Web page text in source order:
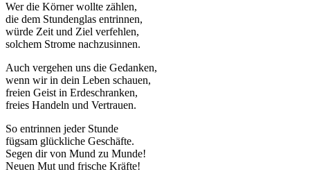
Wer die Körner wollte zählen,
die dem Stundenglas entrinnen,
würde Zeit und Ziel verfehlen,
solchem Strome nachzusinnen.
Auch vergehen uns die Gedanken,
wenn wir in dein Leben schauen,
freien Geist in Erdeschranken,
freies Handeln und Vertrauen.
So entrinnen jeder Stunde
fügsam glückliche Geschäfte.
Segen dir von Mund zu Munde!
Neuen Mut und frische Kräfte!